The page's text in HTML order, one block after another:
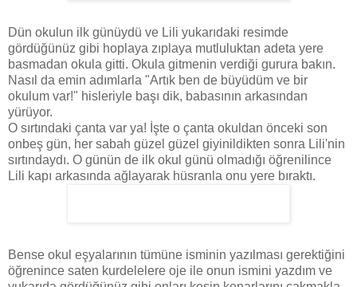
Dün okulun ilk günüydü ve Lili yukarıdaki resimde
gördüğünüz gibi hoplaya zıplaya mutluluktan adeta yere
basmadan okula gitti. Okula gitmenin verdiği gurura bakın.
Nasıl da emin adımlarla "Artık ben de büyüdüm ve bir
okulum var!" hisleriyle başı dik, babasının arkasından
yürüyor.
O sırtındaki çanta var ya! İşte o çanta okuldan önceki son
onbeş gün, her sabah güzel güzel giyinildikten sonra Lili'nin
sırtındaydı. O günün de ilk okul günü olmadığı öğrenilince
Lili kapı arkasında ağlayarak hüsranla onu yere bıraktı.
Bense okul eşyalarının tümüne isminin yazılması gerektiğini
öğrenince saten kurdelelere oje ile onun ismini yazdım ve